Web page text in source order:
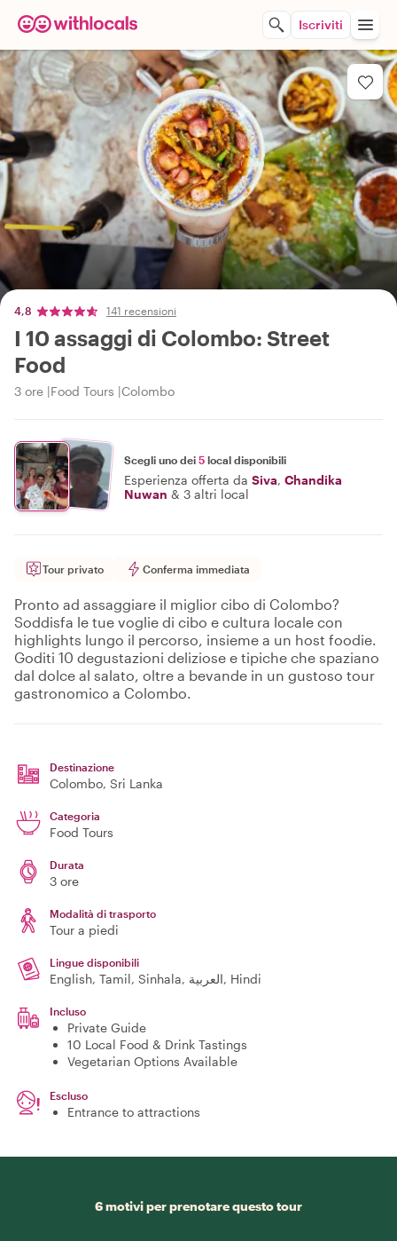
Iscriviti
4,8 141 recensioni
I 10 assaggi di Colombo: Street
Food
3 ore Food Tours Colombo
Scegli uno dei 5 local disponibili
Esperienza offerta da Siva, Chandika
Nuwan & 3 altri local
Tour privato Conferma immediata
Pronto ad assaggiare il miglior cibo di Colombo?
Soddisfa le tue voglie di cibo e cultura locale con
highlights lungo il percorso, insieme a un host foodie.
Goditi 10 degustazioni deliziose e tipiche che spaziano
dal dolce al salato, oltre a bevande in un gustoso tour
gastronomico a Colombo.
Destinazione
Colombo, Sri Lanka
Categoria
Food Tours
Durata
3 ore
Modalità di trasporto
Tour a piedi
Lingue disponibili
English, Tamil, Sinhala, العربية, Hindi
Incluso
Private Guide
10 Local Food & Drink Tastings
Vegetarian Options Available
Escluso
Entrance to attractions
6 motivi per prenotare questo tour